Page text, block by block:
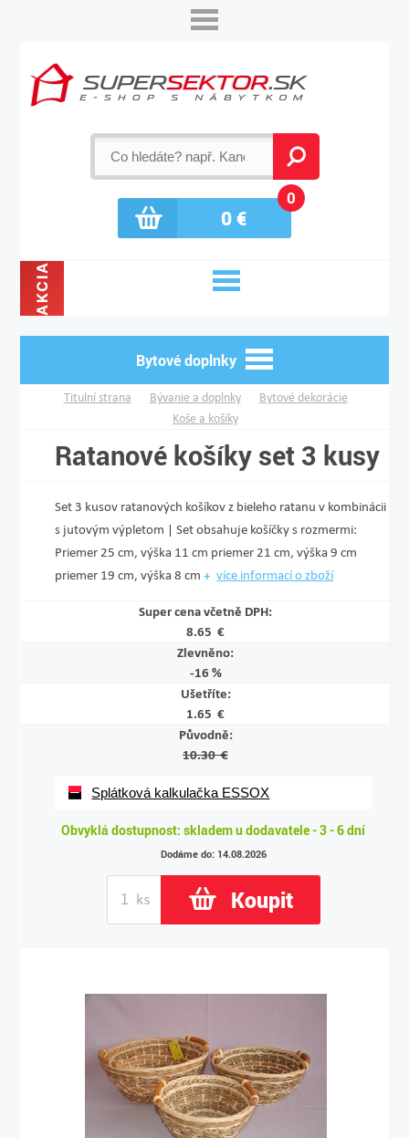
0€
0
AKCIA
Bytové doplnky
Titulní strana Bývanie a doplnky
Bytové dekorácie
Koše a košíky
Ratanové košíky set 3 kusy
Set 3 kusov ratanových košíkov z bieleho ratanu v kombinácii
s jutovým výpletom | Set obsahuje košíčky s rozmermi:
Priemer 25 cm, výška 11 cm priemer 21 cm, výška 9 cm
priemer 19 cm, výška 8 cm
více informací o zboží
Super cena včetně DPH:
8.65 €
Zlevněno:
-16 %
Ušetříte:
1.65 €
Původně:
10.30 €
Splátková kalkulačka ESSOX
Obvyklá dostupnost: skladem u dodavatele - 3 - 6 dní
Dodáme do: 14.08.2026
Koupit